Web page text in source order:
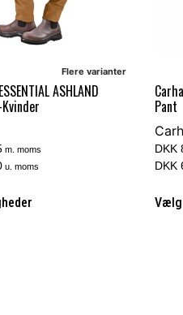
Flere varianter
ASHLAND
Kvinder
m. moms
u. moms
Pant
DKK
DKK
Vælg